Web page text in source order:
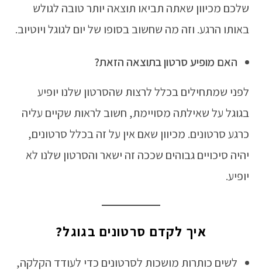
שלכם מכיוון שאתה תביאו תוצאה יותר טובה לגולש
באותו הרגע. וזה מה שחשוב בסופו של יום לגוגל ויוטיוב.
האם מופיע סרטון בתוצאה הזאת?
לפני שמתחילים בכלל לרצות שהסרטון שלנו יופיע
בגוגל על שאילתה מסויימת, חשוב לראות שקיים עליה
כרגע סרטונים. מכיוון שאם אין על זה בכלל סרטונים,
יהיה סיכויים גבוהים שככה זה ישאר והסרטון שלנו לא
יופיע.
איך לקדם סרטונים בגוגל?
לשים כותרות מושכות לסרטונים כדי לעודד הקלקה,